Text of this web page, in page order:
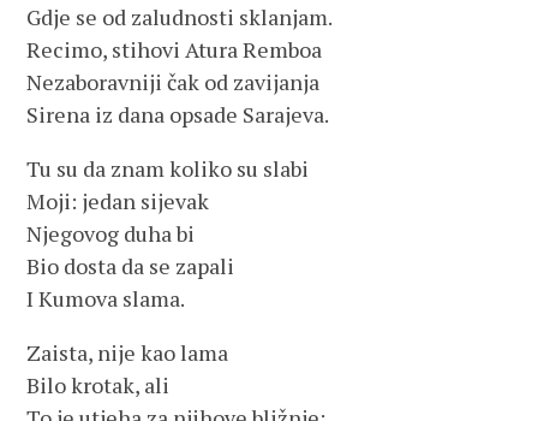
Gdje se od zaludnosti sklanjam.
Recimo, stihovi Atura Remboa
Nezaboravniji čak od zavijanja
Sirena iz dana opsade Sarajeva.
Tu su da znam koliko su slabi
Moji: jedan sijevak
Njegovog duha bi
Bio dosta da se zapali
I Kumova slama.
Zaista, nije kao lama
Bilo krotak, ali